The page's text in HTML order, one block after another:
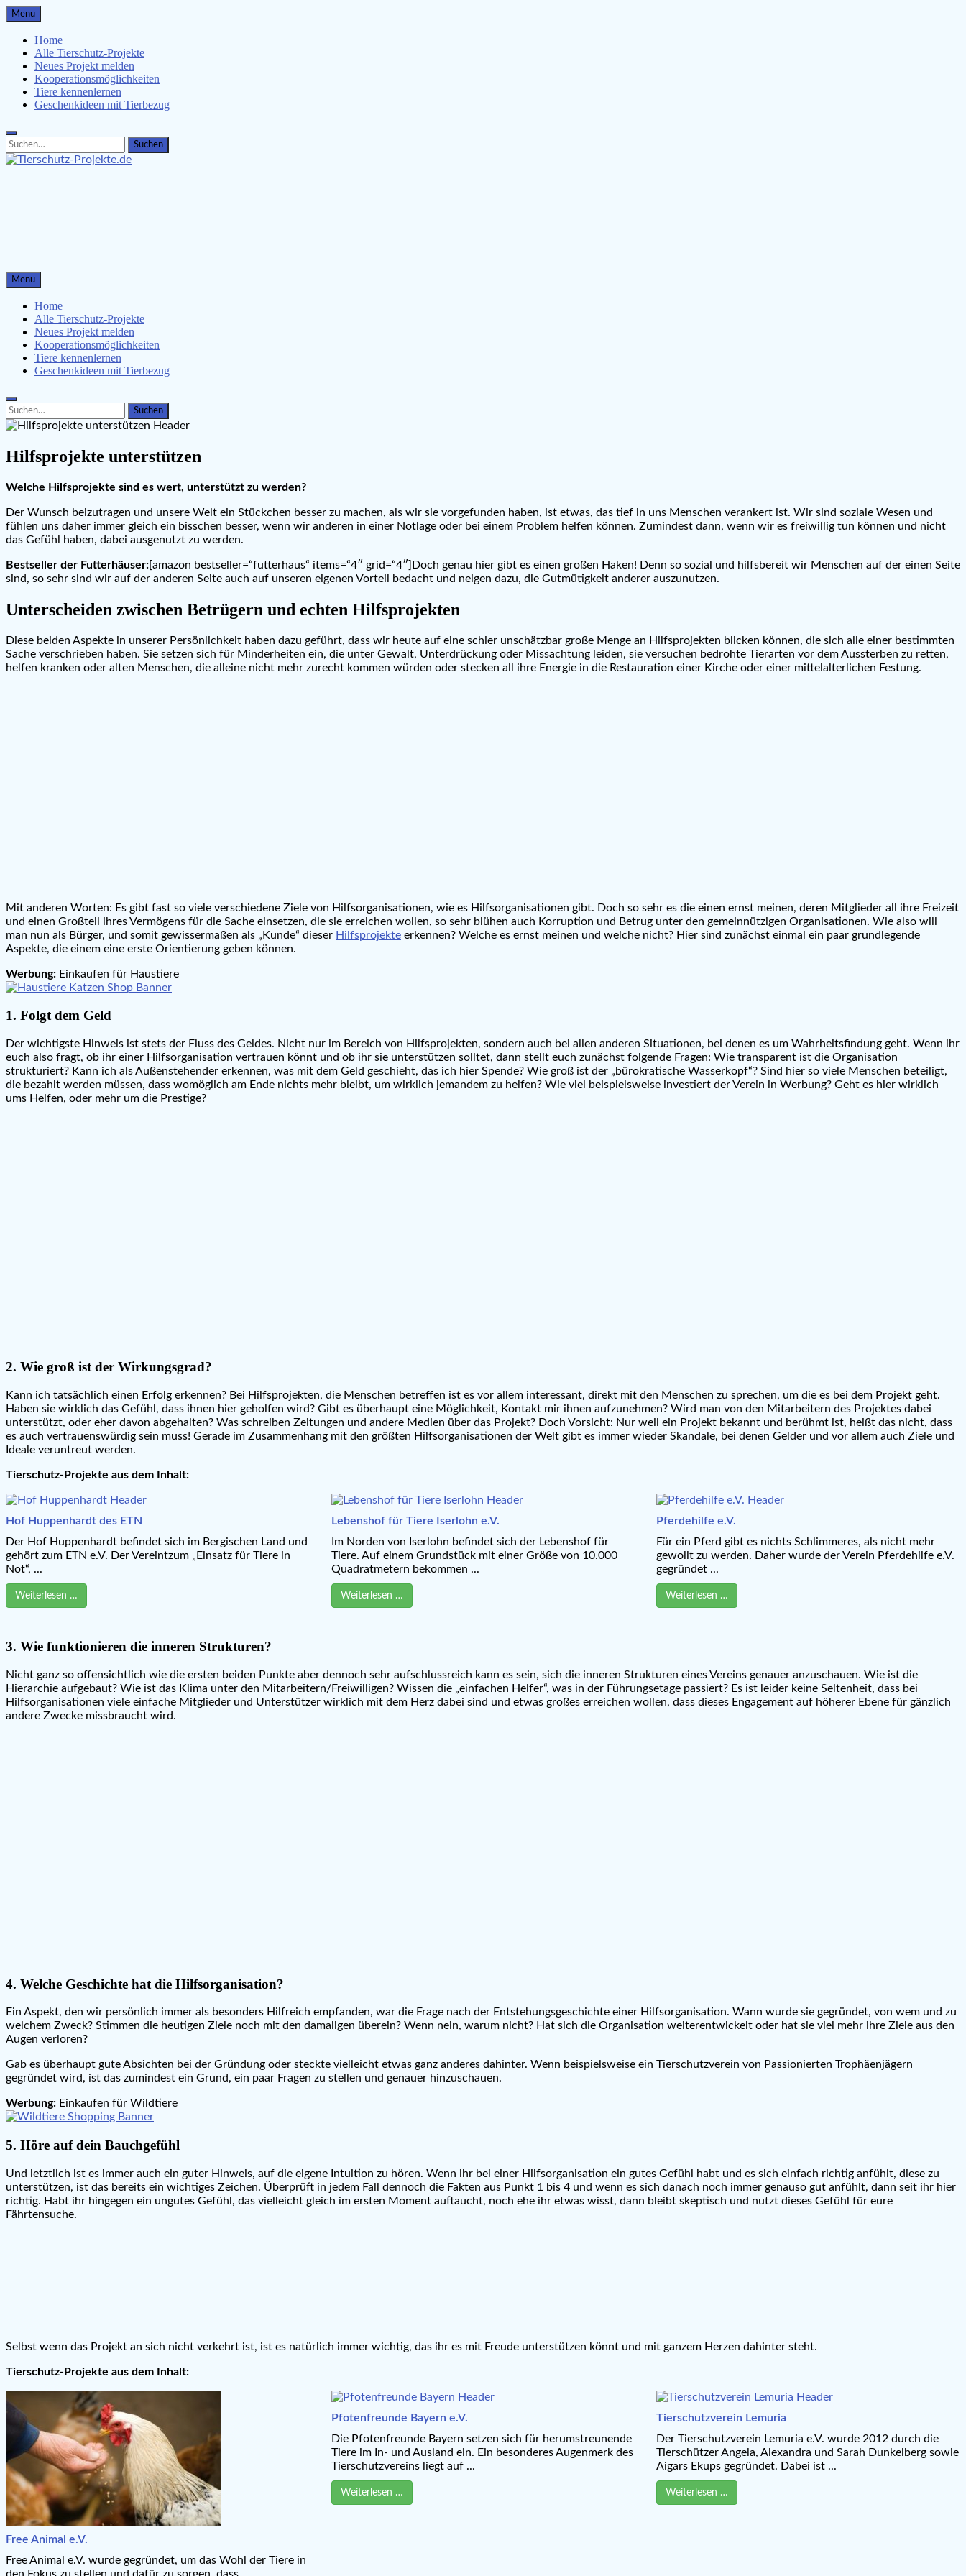
Skip
to
content
Menu
Home
Alle Tierschutz-Projekte
Neues Projekt melden
Kooperationsmöglichkeiten
Tiere kennenlernen
Geschenkideen mit Tierbezug
Search
for:
Search
Menu
Home
Alle Tierschutz-Projekte
Neues Projekt melden
Kooperationsmöglichkeiten
Tiere kennenlernen
Geschenkideen mit Tierbezug
Search
for:
Search
Hilfsprojekte unterstützen
Welche Hilfsprojekte sind es wert, unterstützt zu werden?
Der Wunsch beizutragen und unsere Welt ein Stückchen besser zu machen, als wir sie vorgefunden haben, ist etwas, das tief in uns Menschen verankert ist. Wir sind soziale Wesen und
fühlen uns daher immer gleich ein bisschen besser, wenn wir anderen in einer Notlage oder bei einem Problem helfen können. Zumindest dann, wenn wir es freiwillig tun können und nicht
das Gefühl haben, dabei ausgenutzt zu werden.
Bestseller der Futterhäuser:[amazon bestseller=“futterhaus“ items=“4″ grid=“4″]Doch genau hier gibt es einen großen Haken! Denn so sozial und hilfsbereit wir Menschen auf der einen Seite
sind, so sehr sind wir auf der anderen Seite auch auf unseren eigenen Vorteil bedacht und neigen dazu, die Gutmütigkeit anderer auszunutzen.
Unterscheiden zwischen Betrügern und echten Hilfsprojekten
Diese beiden Aspekte in unserer Persönlichkeit haben dazu geführt, dass wir heute auf eine schier unschätzbar große Menge an Hilfsprojekten blicken können, die sich alle einer bestimmten
Sache verschrieben haben. Sie setzen sich für Minderheiten ein, die unter Gewalt, Unterdrückung oder Missachtung leiden, sie versuchen bedrohte Tierarten vor dem Aussterben zu retten,
helfen kranken oder alten Menschen, die alleine nicht mehr zurecht kommen würden oder stecken all ihre Energie in die Restauration einer Kirche oder einer mittelalterlichen Festung.
Mit anderen Worten: Es gibt fast so viele verschiedene Ziele von Hilfsorganisationen, wie es Hilfsorganisationen gibt. Doch so sehr es die einen ernst meinen, deren Mitglieder all ihre Freizeit
und einen Großteil ihres Vermögens für die Sache einsetzen, die sie erreichen wollen, so sehr blühen auch Korruption und Betrug unter den gemeinnützigen Organisationen. Wie also will
man nun als Bürger, und somit gewissermaßen als „Kunde“ dieser Hilfsprojekte erkennen? Welche es ernst meinen und welche nicht? Hier sind zunächst einmal ein paar grundlegende
Aspekte, die einem eine erste Orientierung geben können.
Werbung: Einkaufen für Haustiere
1. Folgt dem Geld
Der wichtigste Hinweis ist stets der Fluss des Geldes. Nicht nur im Bereich von Hilfsprojekten, sondern auch bei allen anderen Situationen, bei denen es um Wahrheitsfindung geht. Wenn ihr
euch also fragt, ob ihr einer Hilfsorganisation vertrauen könnt und ob ihr sie unterstützen solltet, dann stellt euch zunächst folgende Fragen: Wie transparent ist die Organisation
strukturiert? Kann ich als Außenstehender erkennen, was mit dem Geld geschieht, das ich hier Spende? Wie groß ist der „bürokratische Wasserkopf“? Sind hier so viele Menschen beteiligt,
die bezahlt werden müssen, dass womöglich am Ende nichts mehr bleibt, um wirklich jemandem zu helfen? Wie viel beispielsweise investiert der Verein in Werbung? Geht es hier wirklich
ums Helfen, oder mehr um die Prestige?
2. Wie groß ist der Wirkungsgrad?
Kann ich tatsächlich einen Erfolg erkennen? Bei Hilfsprojekten, die Menschen betreffen ist es vor allem interessant, direkt mit den Menschen zu sprechen, um die es bei dem Projekt geht.
Haben sie wirklich das Gefühl, dass ihnen hier geholfen wird? Gibt es überhaupt eine Möglichkeit, Kontakt mir ihnen aufzunehmen? Wird man von den Mitarbeitern des Projektes dabei
unterstützt, oder eher davon abgehalten? Was schreiben Zeitungen und andere Medien über das Projekt? Doch Vorsicht: Nur weil ein Projekt bekannt und berühmt ist, heißt das nicht, dass
es auch vertrauenswürdig sein muss! Gerade im Zusammenhang mit den größten Hilfsorganisationen der Welt gibt es immer wieder Skandale, bei denen Gelder und vor allem auch Ziele und
Ideale veruntreut werden.
Tierschutz-Projekte aus dem Inhalt:
Hof Huppenhardt des ETN
Der Hof Huppenhardt befindet sich im Bergischen Land und
gehört zum ETN e.V. Der Vereintzum „Einsatz für Tiere in
Not“, ...
Weiterlesen …
Lebenshof für Tiere Iserlohn e.V.
Im Norden von Iserlohn befindet sich der Lebenshof für
Tiere. Auf einem Grundstück mit einer Größe von 10.000
Quadratmetern bekommen ...
Weiterlesen …
Pferdehilfe e.V.
Für ein Pferd gibt es nichts Schlimmeres, als nicht mehr
gewollt zu werden. Daher wurde der Verein Pferdehilfe e.V.
gegründet ...
Weiterlesen …
3. Wie funktionieren die inneren Strukturen?
Nicht ganz so offensichtlich wie die ersten beiden Punkte aber dennoch sehr aufschlussreich kann es sein, sich die inneren Strukturen eines Vereins genauer anzuschauen. Wie ist die
Hierarchie aufgebaut? Wie ist das Klima unter den Mitarbeitern/Freiwilligen? Wissen die „einfachen Helfer“, was in der Führungsetage passiert? Es ist leider keine Seltenheit, dass bei
Hilfsorganisationen viele einfache Mitglieder und Unterstützer wirklich mit dem Herz dabei sind und etwas großes erreichen wollen, dass dieses Engagement auf höherer Ebene für gänzlich
andere Zwecke missbraucht wird.
4. Welche Geschichte hat die Hilfsorganisation?
Ein Aspekt, den wir persönlich immer als besonders Hilfreich empfanden, war die Frage nach der Entstehungsgeschichte einer Hilfsorganisation. Wann wurde sie gegründet, von wem und zu
welchem Zweck? Stimmen die heutigen Ziele noch mit den damaligen überein? Wenn nein, warum nicht? Hat sich die Organisation weiterentwickelt oder hat sie viel mehr ihre Ziele aus den
Augen verloren?
Gab es überhaupt gute Absichten bei der Gründung oder steckte vielleicht etwas ganz anderes dahinter. Wenn beispielsweise ein Tierschutzverein von Passionierten Trophäenjägern
gegründet wird, ist das zumindest ein Grund, ein paar Fragen zu stellen und genauer hinzuschauen.
Werbung: Einkaufen für Wildtiere
5. Höre auf dein Bauchgefühl
Und letztlich ist es immer auch ein guter Hinweis, auf die eigene Intuition zu hören. Wenn ihr bei einer Hilfsorganisation ein gutes Gefühl habt und es sich einfach richtig anfühlt, diese zu
unterstützen, ist das bereits ein wichtiges Zeichen. Überprüft in jedem Fall dennoch die Fakten aus Punkt 1 bis 4 und wenn es sich danach noch immer genauso gut anfühlt, dann seit ihr hier
richtig. Habt ihr hingegen ein ungutes Gefühl, das vielleicht gleich im ersten Moment auftaucht, noch ehe ihr etwas wisst, dann bleibt skeptisch und nutzt dieses Gefühl für eure
Fährtensuche.
Selbst wenn das Projekt an sich nicht verkehrt ist, ist es natürlich immer wichtig, das ihr es mit Freude unterstützen könnt und mit ganzem Herzen dahinter steht.
Tierschutz-Projekte aus dem Inhalt:
Free Animal e.V.
Free Animal e.V. wurde gegründet, um das Wohl der Tiere in
Pfotenfreunde Bayern e.V.
Die Pfotenfreunde Bayern setzen sich für herumstreunende
Tiere im In- und Ausland ein. Ein besonderes Augenmerk des
Tierschutzvereins liegt auf ...
Weiterlesen …
Tierschutzverein Lemuria
Der Tierschutzverein Lemuria e.V. wurde 2012 durch die
Tierschützer Angela, Alexandra und Sarah Dunkelberg sowie
Aigars Ekups gegründet. Dabei ist ...
Weiterlesen …